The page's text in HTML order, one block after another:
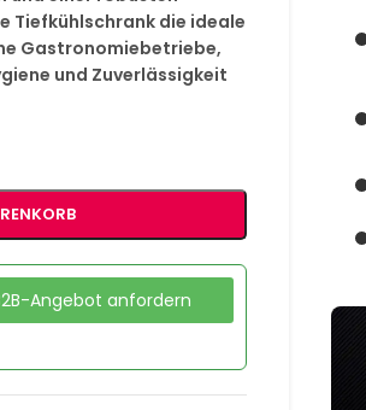
Tiefkühlschrank die ideale
Gastronomiebetriebe,
und Zuverlässigkeit
Angebot anfordern